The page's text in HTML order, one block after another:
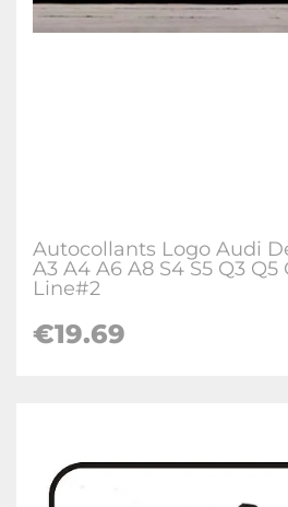
Autocollants Logo Audi
A3 A4 A6 A8 S4 S5 Q3 Q5
Line#2
€19.69